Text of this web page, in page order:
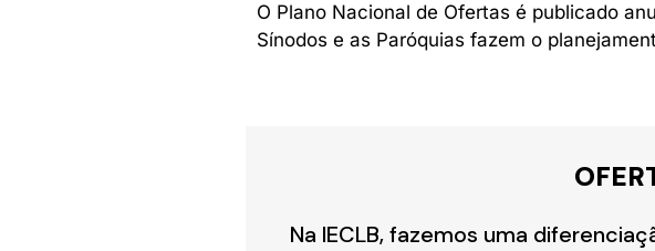
O Plano Nacional de Ofertas é publicado
Sínodos e as Paróquias fazem o
Na IECLB, fazemos uma